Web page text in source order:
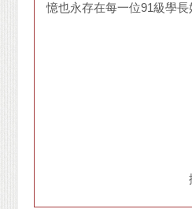
憶也永存在每一位91級學長